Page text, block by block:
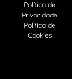
Política de
Privacidade
Política de
Cookies